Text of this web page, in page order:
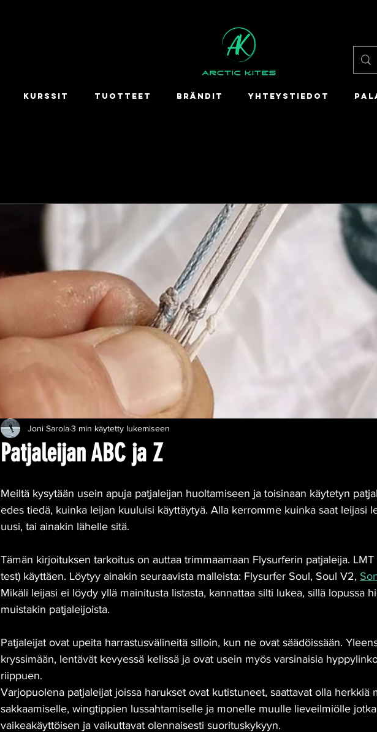
KURSSIT TUOTTEET BRÄNDIT YHTEYSTIEDOT
Patjaleijan ABC ja Z
Joni Sarola3 min käytetty lukemiseen
Meiltä kysytään usein apuja patjaleijan huoltamiseen ja toisinaan käytetyn
edes tiedä, kuinka leijan kuuluisi käyttäytyä. Alla kerromme kuinka saat leijasi
uusi, tai ainakin lähelle sitä.
Tämän kirjoituksen tarkoitus on auttaa trimmaamaan Flysurferin patjaleija.
test) käyttäen. Löytyy ainakin seuraavista malleista: Flysurfer Soul, Soul V2,
Mikäli leijasi ei löydy yllä mainitusta listasta, kannattaa silti lukea, sillä lopussa
muistakin patjaleijoista.
Patjaleijat ovat upeita harrastusvälineitä silloin, kun ne ovat säädöissään.
kryssimään, lentävät kevyessä kelissä ja ovat usein myös varsinaisia
riippuen.
Varjopuolena patjaleijat joissa harukset ovat kutistuneet, saattavat olla herkkiä
sakkaamiselle, wingtippien lussahtamiselle ja monelle muulle lieveilmiölle
vaikeakäyttöisen ja vaikuttavat olennaisesti suorituskykyyn.